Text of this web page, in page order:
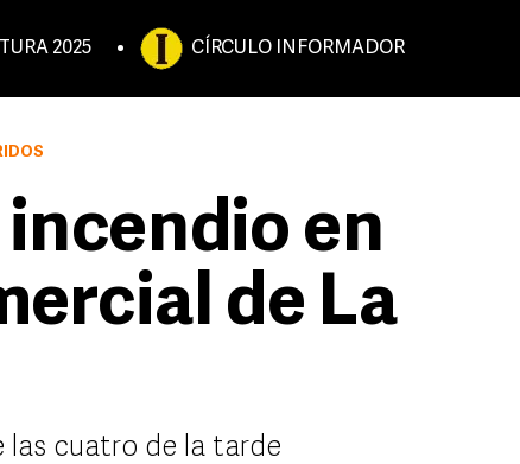
2025 CÍRCULO INFORMADOR
en
de La
las cuatro de la tarde